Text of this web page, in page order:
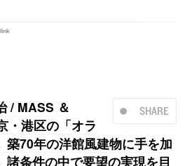
SHARE
/ MASS ＆
・港区の「オラ
築70年の洋館風建物に手を加
諸条件の中で要望の実現を目